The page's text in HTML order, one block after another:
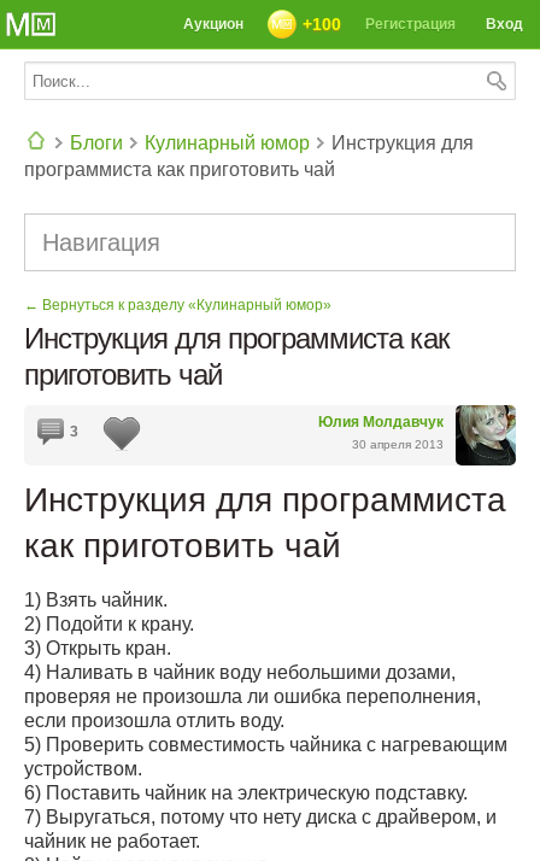
Вход
Регистрация
+100
Аукцион
Блоги Кулинарный юмор
Инструкция для
программиста как приготовить чай
Навигация
← Вернуться к разделу «Кулинарный юмор»
Инструкция для программиста как
приготовить чай
Юлия Молдавчук
30 апреля 2013
3
Инструкция для программиста
как приготовить чай
1) Взять чайник.
2) Подойти к крану.
3) Открыть кран.
4) Hаливать в чайник воду небольшими дозами,
проверяя не произошла ли ошибка переполнения,
если произошла отлить воду.
5) Проверить совместимость чайника с нагревающим
устройством.
6) Поставить чайник на электрическую подставку.
7) Выругаться, потому что нету диска с драйвером, и
чайник не работает.